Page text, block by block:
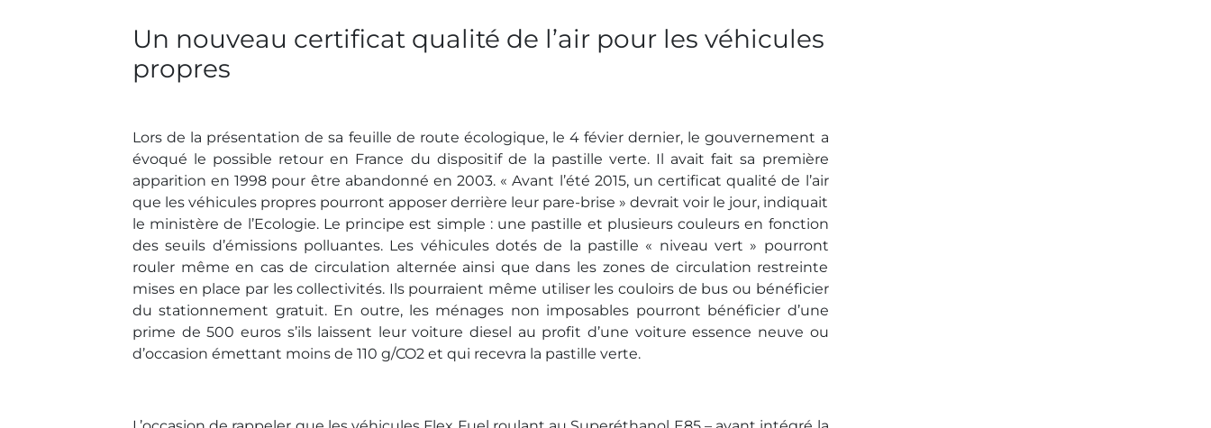
Un nouveau certificat qualité de l’air pour les véhicules
propres
Lors de la présentation de sa feuille de route écologique, le 4 févier dernier, le gouvernement a
évoqué le possible retour en France du dispositif de la pastille verte. Il avait fait sa première
apparition en 1998 pour être abandonné en 2003. « Avant l’été 2015, un certificat qualité de l’air
que les véhicules propres pourront apposer derrière leur pare-brise » devrait voir le jour, indiquait
le ministère de l’Ecologie. Le principe est simple : une pastille et plusieurs couleurs en fonction
des seuils d’émissions polluantes. Les véhicules dotés de la pastille « niveau vert » pourront
rouler même en cas de circulation alternée ainsi que dans les zones de circulation restreinte
mises en place par les collectivités. Ils pourraient même utiliser les couloirs de bus ou bénéficier
du stationnement gratuit. En outre, les ménages non imposables pourront bénéficier d’une
prime de 500 euros s’ils laissent leur voiture diesel au profit d’une voiture essence neuve ou
d’occasion émettant moins de 110 g/CO2 et qui recevra la pastille verte.